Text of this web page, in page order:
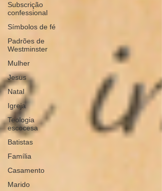
Subscrição
confessional
Símbolos de fé
Padrões de
Westminster
Mulher
Jesus
Natal
Igreja
Teologia
escocesa
Batistas
Família
Casamento
Marido